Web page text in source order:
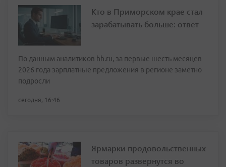
Кто в Приморском крае стал
зарабатывать больше: ответ
По данным аналитиков hh.ru, за первые шесть месяцев
2026 года зарплатные предложения в регионе заметно
подросли
сегодня, 16:46
Ярмарки продовольственных
товаров развернутся во